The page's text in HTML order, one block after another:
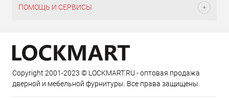
ПОМОЩЬ И СЕРВИСЫ
Copyright 2001-2023 © LOCKMART.RU - оптовая продажа
дверной и мебельной фурнитуры. Все права защищены.